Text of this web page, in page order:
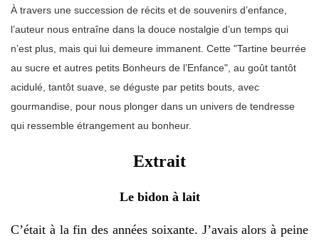
À travers une succession de récits et de souvenirs d’enfance,
l’auteur nous entraîne dans la douce nostalgie d’un temps qui
n’est plus, mais qui lui demeure immanent. Cette "Tartine beurrée
au sucre et autres petits Bonheurs de l’Enfance", au goût tantôt
acidulé, tantôt suave, se déguste par petits bouts, avec
gourmandise, pour nous plonger dans un univers de tendresse
qui ressemble étrangement au bonheur.
Extrait
Le bidon à lait
C’était à la fin des années soixante. J’avais alors à peine